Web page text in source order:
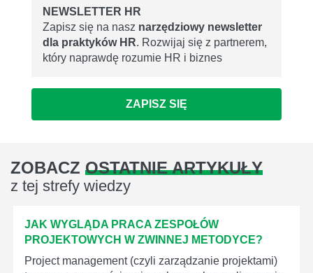
NEWSLETTER HR
Zapisz się na nasz narzędziowy newsletter
dla praktyków HR. Rozwijaj się z partnerem,
który naprawdę rozumie HR i biznes
ZAPISZ SIĘ
ZOBACZ OSTATNIE ARTYKUŁY
z tej strefy wiedzy
JAK WYGLĄDA PRACA ZESPOŁÓW
PROJEKTOWYCH W ZWINNEJ METODYCE?
Project management (czyli zarządzanie projektami)